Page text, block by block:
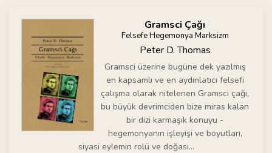
Gramsci Çağı
Felsefe Hegemonya Marksizm
Peter D. Thomas
Gramsci üzerine bugüne dek yazılmış
en kapsamlı ve en aydınlatıcı felsefi
çalışma olarak nitelenen Gramsci çağı,
bu büyük devrimciden bize miras kalan
bir dizi karmaşık konuyu -
hegemonyanın işleyişi ve boyutları,
siyasi eylemin rolü ve doğası...